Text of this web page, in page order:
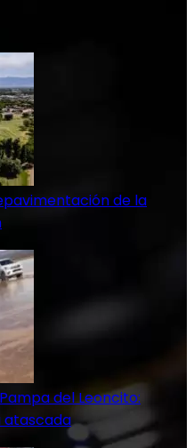
de la
del Leoncito:
atascada